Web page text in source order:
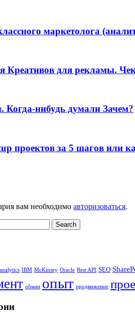
маркетолога
Креативов для рекламы.
Когда-нибудь думали Зачем?
проектов за 5 шагов или
вам необходимо авторизоваться.
IBM McKinsey Oracle Rest API SEO
обман опыт продвижение